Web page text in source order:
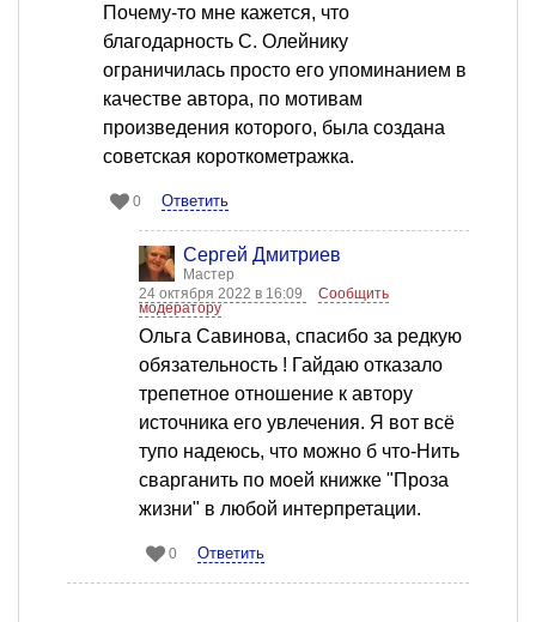
Почему-то мне кажется, что
благодарность С. Олейнику
ограничилась просто его упоминанием в
качестве автора, по мотивам
произведения которого, была создана
советская короткометражка.
0 Ответить
Сергей Дмитриев
Мастер
24 октября 2022 в 16:09
Сообщить
модератору
Ольга Савинова, спасибо за редкую
обязательность ! Гайдаю отказало
трепетное отношение к автору
источника его увлечения. Я вот всё
тупо надеюсь, что можно б что-Нить
сварганить по моей книжке "Проза
жизни" в любой интерпретации.
0 Ответить